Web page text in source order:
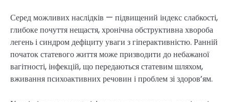
Серед можливих наслідків — підвищений індекс слабкості,
глибоке почуття нещастя, хронічна обструктивна хвороба
легень і синдром дефіциту уваги з гіперактивністю. Ранній
початок статевого життя може призводити до небажаної
вагітності, інфекцій, що передаються статевим шляхом,
вживання психоактивних речовин і проблем зі здоров’ям.